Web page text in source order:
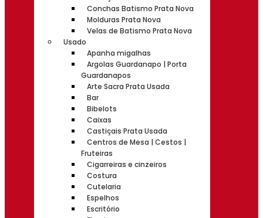
Conchas Batismo Prata Nova
Molduras Prata Nova
Velas de Batismo Prata Nova
Usado
Apanha migalhas
Argolas Guardanapo | Porta
Guardanapos
Arte Sacra Prata Usada
Bar
Bibelots
Caixas
Castiçais Prata Usada
Centros de Mesa | Cestos |
Fruteiras
Cigarreiras e cinzeiros
Costura
Cutelaria
Espelhos
Escritório